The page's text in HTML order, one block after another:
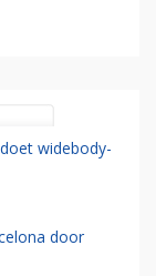
widebody-
door